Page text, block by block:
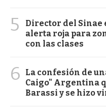
5
Director del Sinae
alerta roja para
con las clases
6
La confesión de
Caigo" Argentina
Barassi y se hizo